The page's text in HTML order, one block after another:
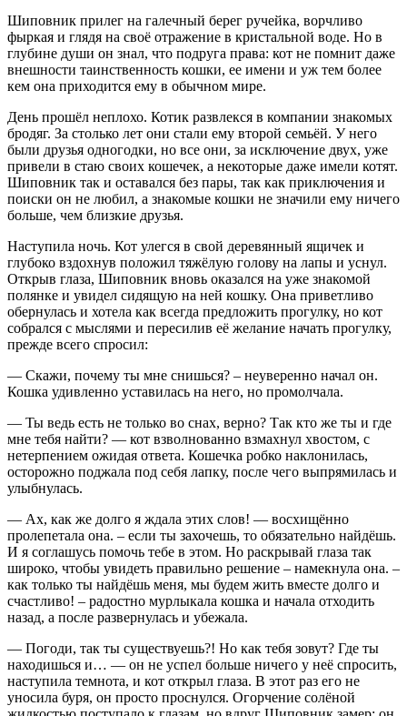
Шиповник прилег на галечный берег ручейка, ворчливо
фыркая и глядя на своё отражение в кристальной воде. Но в
глубине души он знал, что подруга права: кот не помнит даже
внешности таинственность кошки, ее имени и уж тем более
кем она приходится ему в обычном мире.
День прошёл неплохо. Котик развлекся в компании знакомых
бродяг. За столько лет они стали ему второй семьёй. У него
были друзья одногодки, но все они, за исключение двух, уже
привели в стаю своих кошечек, а некоторые даже имели котят.
Шиповник так и оставался без пары, так как приключения и
поиски он не любил, а знакомые кошки не значили ему ничего
больше, чем близкие друзья.
Наступила ночь. Кот улегся в свой деревянный ящичек и
глубоко вздохнув положил тяжёлую голову на лапы и уснул.
Открыв глаза, Шиповник вновь оказался на уже знакомой
полянке и увидел сидящую на ней кошку. Она приветливо
обернулась и хотела как всегда предложить прогулку, но кот
собрался с мыслями и пересилив её желание начать прогулку,
прежде всего спросил:
— Скажи, почему ты мне снишься? – неуверенно начал он.
Кошка удивленно уставилась на него, но промолчала.
— Ты ведь есть не только во снах, верно? Так кто же ты и где
мне тебя найти? — кот взволнованно взмахнул хвостом, с
нетерпением ожидая ответа. Кошечка робко наклонилась,
осторожно поджала под себя лапку, после чего выпрямилась и
улыбнулась.
— Ах, как же долго я ждала этих слов! — восхищённо
пролепетала она. – если ты захочешь, то обязательно найдёшь.
И я соглашусь помочь тебе в этом. Но раскрывай глаза так
широко, чтобы увидеть правильно решение – намекнула она. –
как только ты найдёшь меня, мы будем жить вместе долго и
счастливо! – радостно мурлыкала кошка и начала отходить
назад, а после развернулась и убежала.
— Погоди, так ты существуешь?! Но как тебя зовут? Где ты
находишься и… — он не успел больше ничего у неё спросить,
наступила темнота, и кот открыл глаза. В этот раз его не
уносила буря, он просто проснулся. Огорчение солёной